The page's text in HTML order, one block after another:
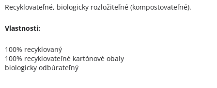
Recyklovateľné, biologicky rozložiteľné (kompostovateľné).
Vlastnosti:
100% recyklovaný
100% recyklovateľné kartónové obaly
biologicky odbúrateľný